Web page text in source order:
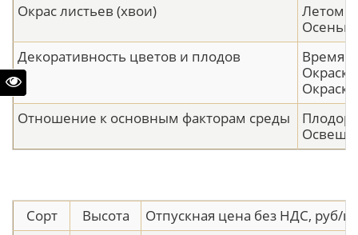
Окрас листьев (хвои)
Летом -
Декоративность цветов и плодов
Время
Отношение к основным факторам среды
Сорт Высота
Отпускная цена без НДС, руб/